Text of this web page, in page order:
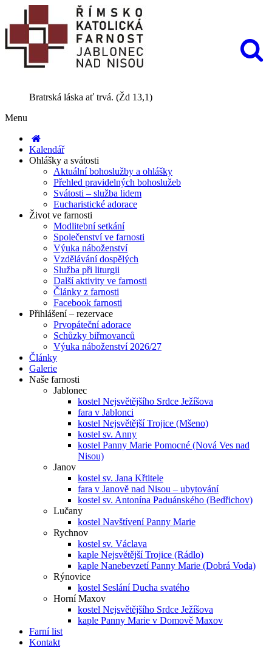
Bratrská láska ať trvá. (Žd 13,1)
Menu
Kalendář
Ohlášky a svátosti
Aktuální bohoslužby a ohlášky
Přehled pravidelných bohoslužeb
Svátosti – služba lidem
Eucharistické adorace
Život ve farnosti
Modlitební setkání
Společenství ve farnosti
Výuka náboženství
Vzdělávání dospělých
Služba při liturgii
Další aktivity ve farnosti
Články z farnosti
Facebook farnosti
Přihlášení – rezervace
Prvopáteční adorace
Schůzky biřmovanců
Výuka náboženství 2026/27
Články
Galerie
Naše farnosti
Jablonec
kostel Nejsvětějšího Srdce Ježíšova
fara v Jablonci
kostel Nejsvětější Trojice (Mšeno)
kostel sv. Anny
kostel Panny Marie Pomocné (Nová Ves nad
Nisou)
Janov
kostel sv. Jana Křtitele
fara v Janově nad Nisou – ubytování
kostel sv. Antonína Paduánského (Bedřichov)
Lučany
kostel Navštívení Panny Marie
Rychnov
kostel sv. Václava
kaple Nejsvětější Trojice (Rádlo)
kaple Nanebevzetí Panny Marie (Dobrá Voda)
Rýnovice
kostel Seslání Ducha svatého
Horní Maxov
kostel Nejsvětějšího Srdce Ježíšova
kaple Panny Marie v Domově Maxov
Farní list
Kontakt